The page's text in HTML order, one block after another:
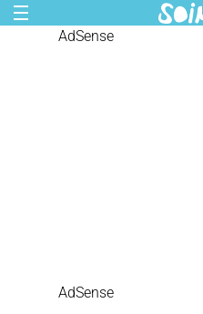
AdSense
AdSense